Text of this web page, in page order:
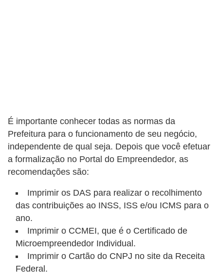
É importante conhecer todas as normas da
Prefeitura para o funcionamento de seu negócio,
independente de qual seja. Depois que você efetuar
a formalização no Portal do Empreendedor, as
recomendações são:
Imprimir os DAS para realizar o recolhimento
das contribuições ao INSS, ISS e/ou ICMS para o
ano.
Imprimir o CCMEI, que é o Certificado de
Microempreendedor Individual.
Imprimir o Cartão do CNPJ no site da Receita
Federal.
e
l
e
t
i
c
d